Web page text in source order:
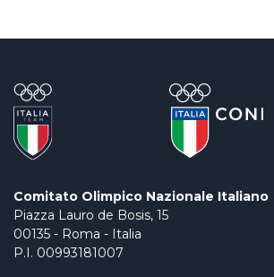
Comitato Olimpico Nazionale Italiano
Piazza Lauro de Bosis, 15
00135 - Roma - Italia
P.I. 00993181007